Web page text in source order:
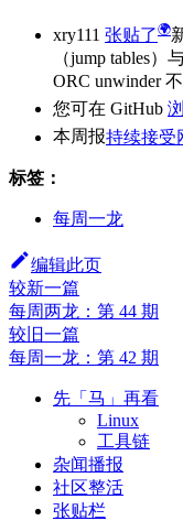
xry111 张贴了
（jump tables
ORC unwinder
您可在 GitHub
本周报持续接受
标签：
每周一龙
编辑此页
较新一篇
每周两龙：第 44 期
较旧一篇
每周一龙：第 42 期
先「马」再看
Linux
工具链
杂闻播报
社区整活
张贴栏